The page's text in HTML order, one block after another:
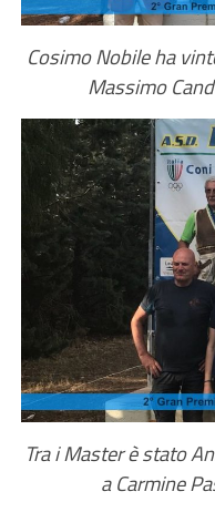
Cosimo Nobile ha
Massimo
Tra i Master è stato
a Carmine